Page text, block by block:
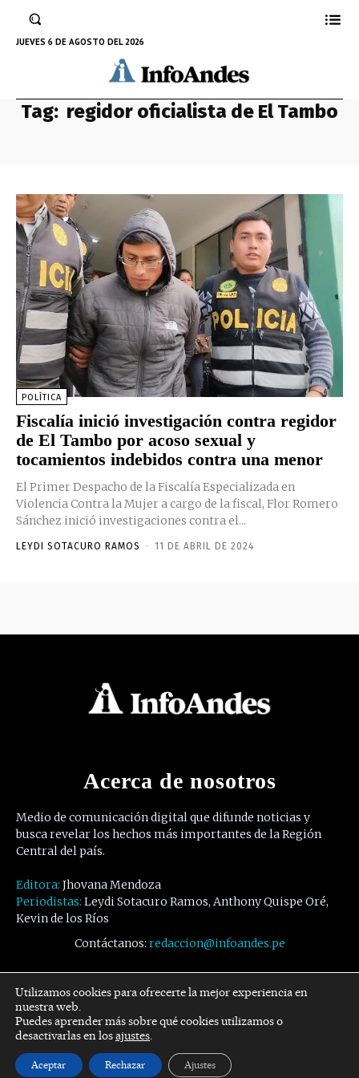
JUEVES 6 DE AGOSTO DEL 2026
Tag: regidor oficialista de El Tambo
POLÍTICA
Fiscalía inició investigación contra regidor
de El Tambo por acoso sexual y
tocamientos indebidos contra una menor
El Primer Despacho de la Fiscalía Especializada en
Violencia Contra la Mujer a cargo de la fiscal, Flor Romero
Sánchez inició investigaciones contra el...
LEYDI SOTACURO RAMOS - 11 DE ABRIL DE 2024
Acerca de nosotros
Medio de comunicación digital que difunde noticias y
busca revelar los hechos más importantes de la Región
Central del país.
Editora: Jhovana Mendoza
Periodistas: Leydi Sotacuro Ramos, Anthony Quispe Oré,
Kevin de los Ríos
Contáctanos: redaccion@infoandes.pe
Síguenos
Facebook Twitter Youtube
Utilizamos cookies para ofrecerte la mejor experiencia en
nuestra web.
Puedes aprender más sobre qué cookies utilizamos o
desactivarlas en losajustes.
Aceptar Rechazar Ajustes